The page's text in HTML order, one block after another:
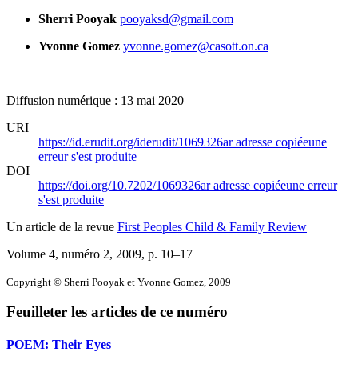
Sherri Pooyak pooyaksd@gmail.com
Yvonne Gomez yvonne.gomez@casott.on.ca
Diffusion numérique : 13 mai 2020
URI
https://id.erudit.org/iderudit/1069326aradresse copiéeune
erreur s'est produite
DOI
https://doi.org/10.7202/1069326aradresse copiéeune erreur
s'est produite
Un article de la revue First Peoples Child & Family Review
Volume 4, numéro 2, 2009, p. 10–17
Copyright © Sherri Pooyak et Yvonne Gomez, 2009
Feuilleter les articles de ce numéro
POEM: Their Eyes